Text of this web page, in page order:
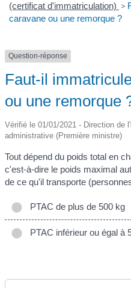
(certificat d'immatriculation) >
caravane ou une remorque ?
Question-réponse
Faut-il
ou une remorque
Vérifié le 01/01/2021 - Direction de
administrative (Première ministre)
Tout dépend du poids total en
c'est-à-dire le poids maximal
de ce qu'il transporte
PTAC de plus de 500 kg
PTAC inférieur ou égal à